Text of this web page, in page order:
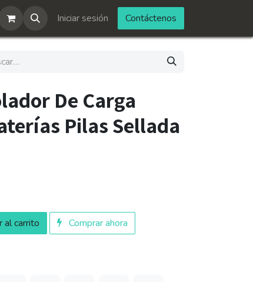
Iniciar sesión Contáctenos
De Carga
Pilas Sellada
al carrito Comprar ahora